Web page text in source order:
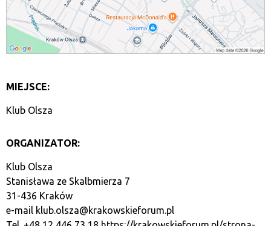
MIEJSCE:
Klub Olsza
ORGANIZATOR:
Klub Olsza
Stanisława ze Skalbmierza 7
31-436 Kraków
e-mail klub.olsza@krakowskieforum.pl